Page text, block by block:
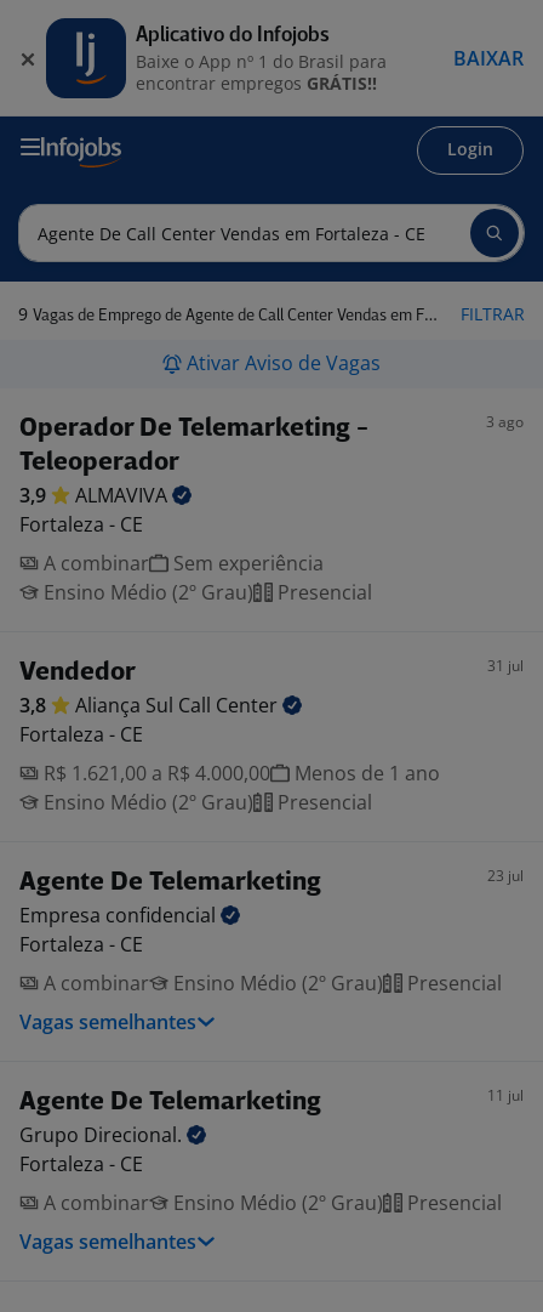
Login
9 Vagas de Emprego de Agente de Call Center Vendas em Fortaleza - CE FILTRAR
Ativar Aviso de Vagas
Operador De Telemarketing -
Teleoperador
3 ago
3,9
ALMAVIVA
Fortaleza - CE
A combinar
Sem experiência
Ensino Médio (2º Grau)
Presencial
Vendedor 31 jul
3,8 Aliança Sul Call Center
Fortaleza - CE
R$ 1.621,00 a R$ 4.000,00
Menos de 1 ano
Ensino Médio (2º Grau)
Presencial
Agente De Telemarketing 23 jul
Empresa confidencial
Fortaleza - CE
A combinar
Ensino Médio (2º Grau)
Presencial
Vagas semelhantes
Agente De Telemarketing 11 jul
Grupo Direcional.
Fortaleza - CE
A combinar
Ensino Médio (2º Grau)
Presencial
Vagas semelhantes
Aplicativo do Infojobs
Baixe o App nº 1 do Brasil para
encontrar empregos GRÁTIS!!
BAIXAR